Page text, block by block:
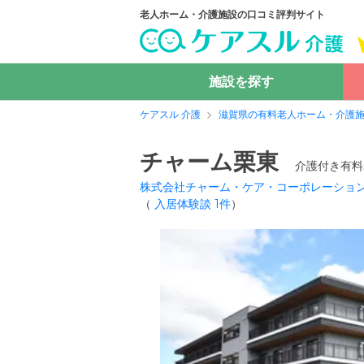
老人ホーム・介護施設の口コミ評判サイト
施設を探す
ケアスル 介護 滋賀県の有料老人ホーム・介護
チャーム栗東
介護付き有
株式会社チャーム・ケア・コーポレーショ
（ 入居体験談 1件）